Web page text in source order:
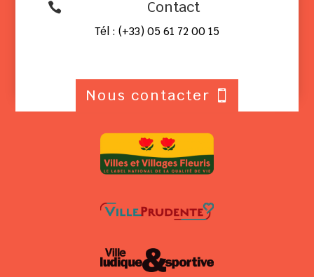
 Contact
Tél : (+33) 05 61 72 00 15
Nous contacter